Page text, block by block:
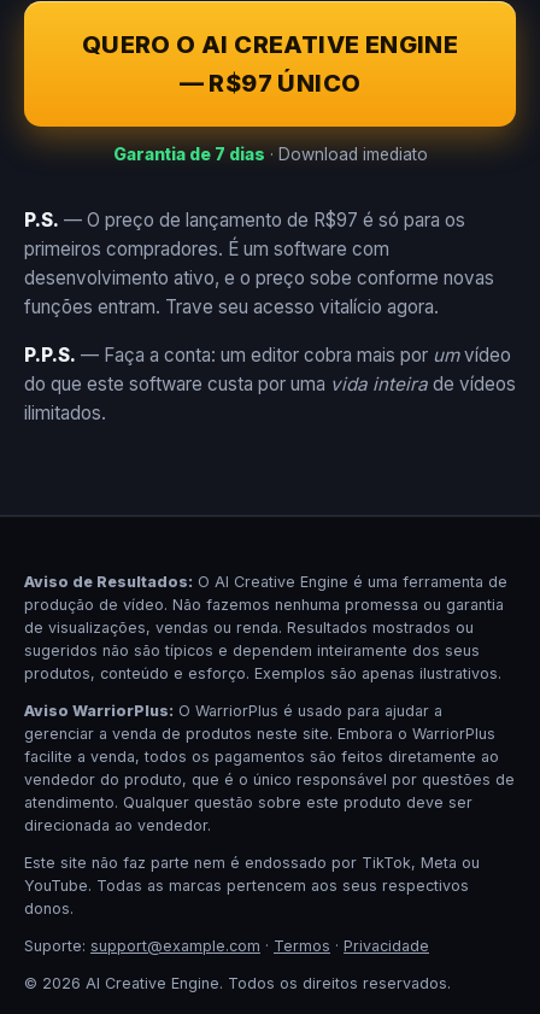
QUERO O AI CREATIVE ENGINE
— R$97 ÚNICO
Garantia de 7 dias · Download imediato
P.S. — O preço de lançamento de R$97 é só para os
primeiros compradores. É um software com
desenvolvimento ativo, e o preço sobe conforme novas
funções entram. Trave seu acesso vitalício agora.
P.P.S. — Faça a conta: um editor cobra mais por umvídeo
do que este software custa por uma vida inteira de vídeos
ilimitados.
Aviso de Resultados: O AI Creative Engine é uma ferramenta de
produção de vídeo. Não fazemos nenhuma promessa ou garantia
de visualizações, vendas ou renda. Resultados mostrados ou
sugeridos não são típicos e dependem inteiramente dos seus
produtos, conteúdo e esforço. Exemplos são apenas ilustrativos.
Aviso WarriorPlus: O WarriorPlus é usado para ajudar a
gerenciar a venda de produtos neste site. Embora o WarriorPlus
facilite a venda, todos os pagamentos são feitos diretamente ao
vendedor do produto, que é o único responsável por questões de
atendimento. Qualquer questão sobre este produto deve ser
direcionada ao vendedor.
Este site não faz parte nem é endossado por TikTok, Meta ou
YouTube. Todas as marcas pertencem aos seus respectivos
donos.
Suporte: support@example.com · Termos · Privacidade
© 2026 AI Creative Engine. Todos os direitos reservados.